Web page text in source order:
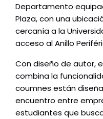
Departamento
Plaza, con una
cercanía a la
acceso al Anillo
Con diseño de autor,
combina la
coumnes están
encuentro entre
estudiantes que